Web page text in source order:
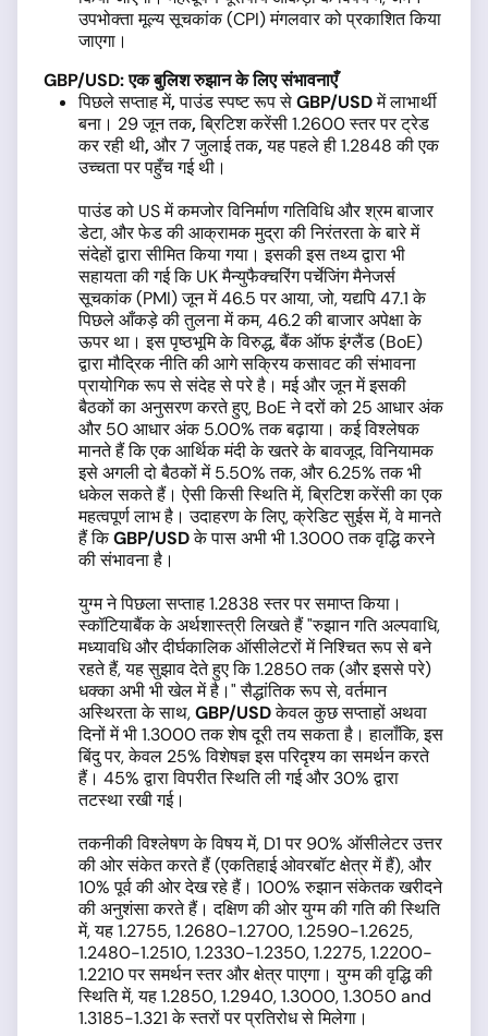
उपभोक्ता मूल्य सूचकांक (CPI) मंगलवार को प्रकाशित किया
जाएगा।
GBP/USD: एक बुलिश रुझान के लिए संभावनाएँ
पिछले सप्ताह में,पाउंड स्पष्ट रूप सेGBP/USDमें लाभार्थी
बना। 29जून तक,ब्रिटिश करेंसी 1.2600स्तर पर ट्रेड
कर रही थी,और 7 जुलाई तक,यह पहले ही 1.2848 की एक
उच्चता पर पहुँच गई थी।
पाउंड को USमें कमजोर विनिर्माण गतिविधि और श्रम बाजार
डेटा, और फेड की आक्रामक मुद्रा की निरंतरता के बारे में
संदेहों द्वारा सीमित किया गया। इसकी इस तथ्य द्वारा भी
सहायता की गई कि UK मैन्युफैक्चरिंग पर्चेजिंग मैनेजर्स
सूचकांक (PMI) जून में 46.5 पर आया, जो, यद्यपि47.1 के
पिछले आँकड़े की तुलना में कम, 46.2की बाजार अपेक्षा के
ऊपर था। इस पृष्ठभूमि के विरुद्ध,बैंक ऑफ इंग्लैंड (BoE)
द्वारा मौद्रिक नीति की आगे सक्रिय कसावट की संभावना
प्रायोगिक रूप से संदेह से परे है। मई और जून में इसकी
बैठकों का अनुसरण करते हुए, BoE ने दरों को 25 आधार अंक
और 50 आधार अंक 5.00% तक बढ़ाया। कई विश्लेषक
मानते हैं कि एक आर्थिक मंदी के खतरे के बावजूद, विनियामक
इसे अगली दो बैठकों में 5.50% तक,और 6.25% तक भी
धकेल सकते हैं। ऐसी किसी स्थिति में,ब्रिटिश करेंसी का एक
महत्वपूर्ण लाभ है। उदाहरण के लिए, क्रेडिट सुईस में,वे मानते
हैं किGBP/USDके पास अभी भी 1.3000 तक वृद्धि करने
की संभावना है।
युग्म ने पिछला सप्ताह 1.2838 स्तर पर समाप्त किया।
स्कॉटियाबैंक के अर्थशास्त्री लिखते हैं"रुझान गति अल्पवाधि,
मध्यावधि और दीर्घकालिक ऑसीलेटरों में निश्चित रूप से बने
रहते हैं, यह सुझाव देते हुए कि 1.2850तक (और इससे परे)
धक्का अभी भी खेल में है।" सैद्धांतिक रूप से, वर्तमान
अस्थिरता के साथ,GBP/USDकेवल कुछ सप्ताहों अथवा
दिनों में भी 1.3000 तक शेष दूरी तय सकता है। हालाँकि, इस
बिंदु पर, केवल 25% विशेषज्ञ इस परिदृश्य का समर्थन करते
हैं। 45% द्वारा विपरीत स्थिति ली गई और 30% द्वारा
तटस्था रखी गई।
तकनीकी विश्लेषण के विषय में, D1 पर 90% ऑसीलेटर उत्तर
की ओर संकेत करते हैं (एकतिहाई ओवरबॉट क्षेत्र में हैं), और
10% पूर्व की ओर देख रहे हैं। 100% रुझान संकेतक खरीदने
की अनुशंसा करते हैं। दक्षिण की ओर युग्म की गति की स्थिति
में, यह1.2755, 1.2680-1.2700, 1.2590-1.2625,
1.2480-1.2510, 1.2330-1.2350, 1.2275, 1.2200-
1.2210पर समर्थन स्तर और क्षेत्र पाएगा। युग्म की वृद्धि की
स्थिति में, यह 1.2850, 1.2940, 1.3000, 1.3050 and
1.3185-1.321 के स्तरों पर प्रतिरोध से मिलेगा।